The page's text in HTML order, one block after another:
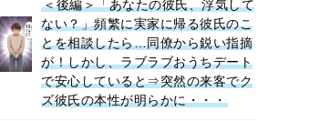
＜後編＞「あなたの彼氏、浮気して
ない？」頻繁に実家に帰る彼氏のこ
とを相談したら…同僚から鋭い指摘
が！しかし、ラブラブおうちデート
で安心していると⇒突然の来客でク
ズ彼氏の本性が明らかに・・・